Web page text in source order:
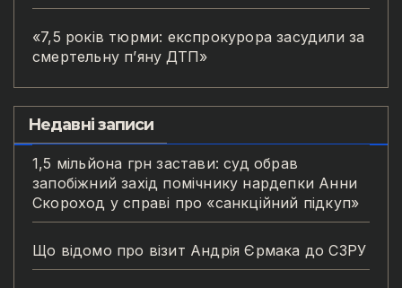
«7,5 років тюрми: експрокурора засудили за
смертельну п’яну ДТП»
Недавні записи
1,5 мільйона грн застави: суд обрав
запобіжний захід помічнику нардепки Анни
Скороход у справі про «санкційний підкуп»
Що відомо про візит Андрія Єрмака до СЗРУ